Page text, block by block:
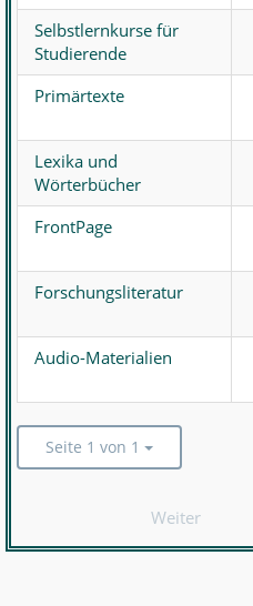
Selbstlernkurse für
Studierende
Primärtexte
Lexika und
Wörterbücher
FrontPage
Forschungsliteratur
Audio-Materialien
Seite 1 von 1
Weiter